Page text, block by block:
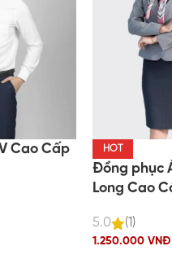
Cao Cấp HOT
Đồng phục
Long Cao
5.0 (1)
1.250.000